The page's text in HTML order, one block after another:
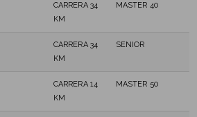
CARRERA 34
KM
MASTER 40
CARRERA 34
KM
SENIOR
CARRERA 14
KM
MASTER 50